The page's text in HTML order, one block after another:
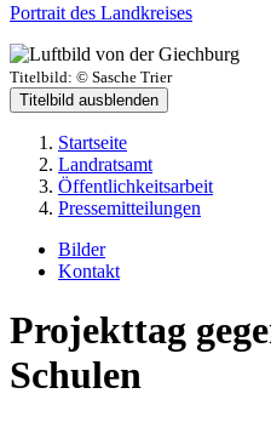
Portrait des Landkreises
Titelbild: © Sasche Trier
Titelbild ausblenden
Startseite
Landratsamt
Öffentlichkeitsarbeit
Pressemitteilungen
Bilder
Kontakt
Projekttag
Schulen